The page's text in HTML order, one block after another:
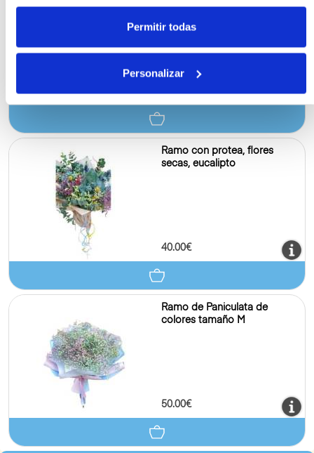
Permitir todas
Personalizar
30.00€
Ramo con protea, flores
secas, eucalipto
40.00€
Ramo de Paniculata de
colores tamaño M
50.00€